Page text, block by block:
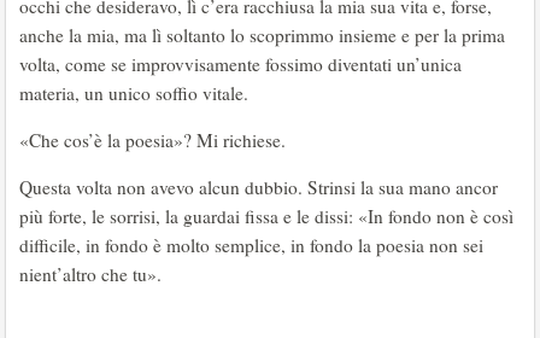
occhi che desideravo, lì c’era racchiusa la mia sua vita e, forse,
anche la mia, ma lì soltanto lo scoprimmo insieme e per la prima
volta, come se improvvisamente fossimo diventati un’unica
materia, un unico soffio vitale.
«Che cos’è la poesia»? Mi richiese.
Questa volta non avevo alcun dubbio. Strinsi la sua mano ancor
più forte, le sorrisi, la guardai fissa e le dissi: «In fondo non è così
difficile, in fondo è molto semplice, in fondo la poesia non sei
nient’altro che tu».